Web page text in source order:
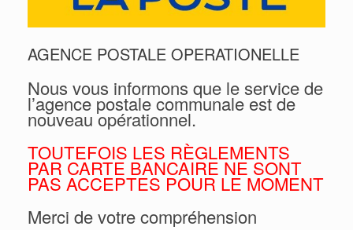
AGENCE POSTALE OPERATIONELLE
Nous vous informons que le service de
l’agence postale communale est de
nouveau opérationnel.
TOUTEFOIS LES RÈGLEMENTS
PAR CARTE BANCAIRE NE SONT
PAS ACCEPTES POUR LE MOMENT
Merci de votre compréhension